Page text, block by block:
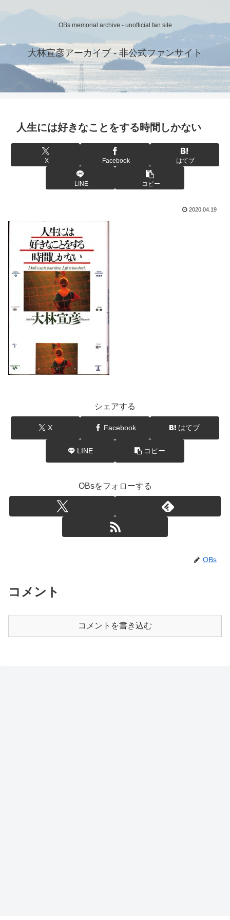
OBs memorial archive - unofficial fan site
大林宣彦アーカイブ - 非公式ファンサイト
人生には好きなことをする時間しかない
X Facebook はてブ
LINE コピー
2020.04.19
シェアする
X Facebook はてブ
LINE コピー
OBsをフォローする
OBs
コメント
コメントを書き込む